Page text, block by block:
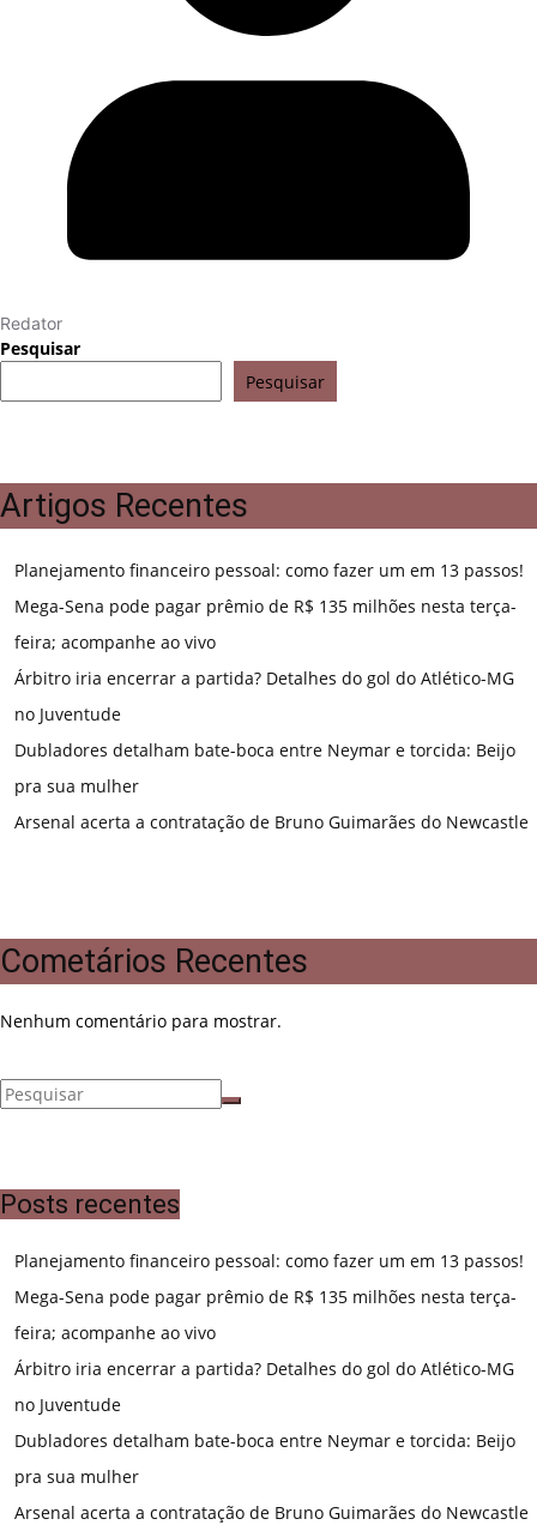
Redator
Pesquisar
Pesquisar
Artigos Recentes
Planejamento financeiro pessoal: como fazer um em 13 passos!
Mega-Sena pode pagar prêmio de R$ 135 milhões nesta terça-
feira; acompanhe ao vivo
Árbitro iria encerrar a partida? Detalhes do gol do Atlético-MG
no Juventude
Dubladores detalham bate-boca entre Neymar e torcida: Beijo
pra sua mulher
Arsenal acerta a contratação de Bruno Guimarães do Newcastle
Cometários Recentes
Nenhum comentário para mostrar.
Posts recentes
Planejamento financeiro pessoal: como fazer um em 13 passos!
Mega-Sena pode pagar prêmio de R$ 135 milhões nesta terça-
feira; acompanhe ao vivo
Árbitro iria encerrar a partida? Detalhes do gol do Atlético-MG
no Juventude
Dubladores detalham bate-boca entre Neymar e torcida: Beijo
pra sua mulher
Arsenal acerta a contratação de Bruno Guimarães do Newcastle